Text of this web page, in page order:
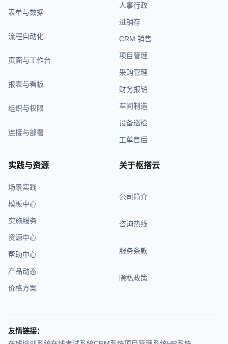
表单与数据
流程自动化
页面与工作台
报表与看板
组织与权限
连接与部署
人事行政
进销存
CRM 销售
项目管理
采购管理
财务报销
车间制造
设备巡检
工单售后
实践与资源
场景实践
模板中心
实施服务
资源中心
帮助中心
产品动态
价格方案
关于枢搭云
公司简介
咨询热线
服务条款
隐私政策
友情链接：